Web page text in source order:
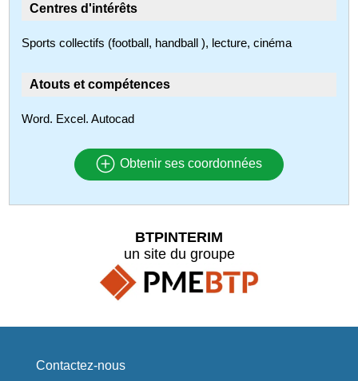
Centres d'intérêts
Sports collectifs (football, handball ), lecture, cinéma
Atouts et compétences
Word. Excel. Autocad
Obtenir ses coordonnées
BTPINTERIM
un site du groupe
Contactez-nous